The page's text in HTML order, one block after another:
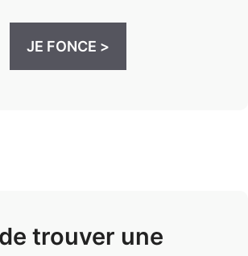
JE FONCE >
trouver une